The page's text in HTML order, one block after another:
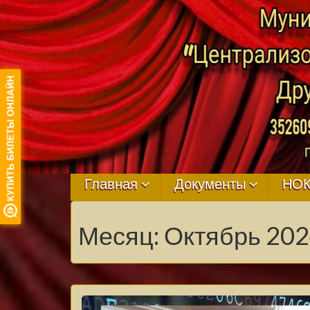
МБУ ЦКРЦ
СЕЛЬСКОГО
ПОСЕЛЕНИЯ
Главная Документы
Месяц: Октябрь